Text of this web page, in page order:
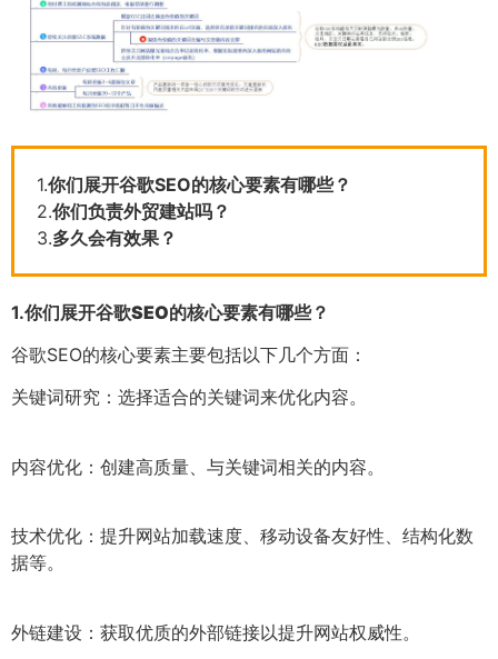
1.你们展开谷歌SEO的核心要素有哪些？
2.你们负责外贸建站吗？
3.多久会有效果？
1.你们展开谷歌SEO的核心要素有哪些？
谷歌SEO的核心要素主要包括以下几个方面：
关键词研究：选择适合的关键词来优化内容。
内容优化：创建高质量、与关键词相关的内容。
技术优化：提升网站加载速度、移动设备友好性、结构化数
据等。
外链建设：获取优质的外部链接以提升网站权威性。